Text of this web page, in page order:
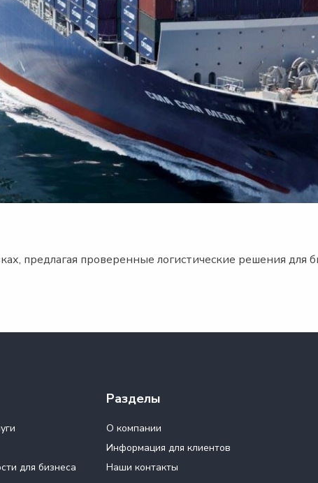
предлагая проверенные логистические решения
для бизнеса
Разделы
О компании
Информация для клиентов
Наши контакты